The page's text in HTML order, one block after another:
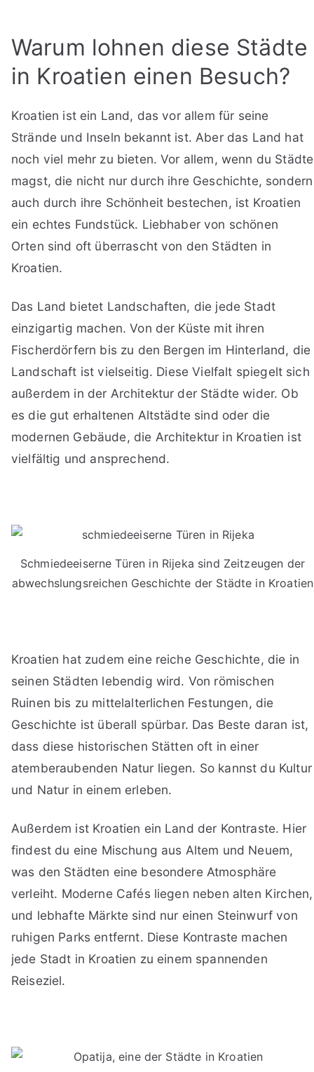
Warum lohnen diese Städte
in Kroatien einen Besuch?
Kroatien ist ein Land, das vor allem für seine
Strände und Inseln bekannt ist. Aber das Land hat
noch viel mehr zu bieten. Vor allem, wenn du Städte
magst, die nicht nur durch ihre Geschichte, sondern
auch durch ihre Schönheit bestechen, ist Kroatien
ein echtes Fundstück. Liebhaber von schönen
Orten sind oft überrascht von den Städten in
Kroatien.
Das Land bietet Landschaften, die jede Stadt
einzigartig machen. Von der Küste mit ihren
Fischerdörfern bis zu den Bergen im Hinterland, die
Landschaft ist vielseitig. Diese Vielfalt spiegelt sich
außerdem in der Architektur der Städte wider. Ob
es die gut erhaltenen Altstädte sind oder die
modernen Gebäude, die Architektur in Kroatien ist
vielfältig und ansprechend.
Schmiedeeiserne Türen in Rijeka sind Zeitzeugen der
abwechslungsreichen Geschichte der Städte in Kroatien
Kroatien hat zudem eine reiche Geschichte, die in
seinen Städten lebendig wird. Von römischen
Ruinen bis zu mittelalterlichen Festungen, die
Geschichte ist überall spürbar. Das Beste daran ist,
dass diese historischen Stätten oft in einer
atemberaubenden Natur liegen. So kannst du Kultur
und Natur in einem erleben.
Außerdem ist Kroatien ein Land der Kontraste. Hier
findest du eine Mischung aus Altem und Neuem,
was den Städten eine besondere Atmosphäre
verleiht. Moderne Cafés liegen neben alten Kirchen,
und lebhafte Märkte sind nur einen Steinwurf von
ruhigen Parks entfernt. Diese Kontraste machen
jede Stadt in Kroatien zu einem spannenden
Reiseziel.